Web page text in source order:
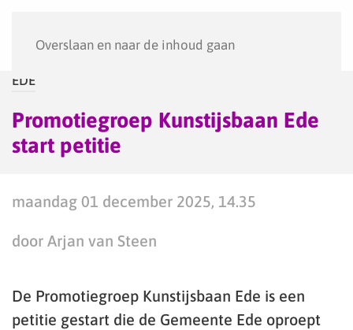
Overslaan en naar de inhoud gaan
EDE
Promotiegroep Kunstijsbaan Ede
start petitie
maandag 01 december 2025, 14.35
door Arjan van Steen
De Promotiegroep Kunstijsbaan Ede is een
petitie gestart die de Gemeente Ede oproept